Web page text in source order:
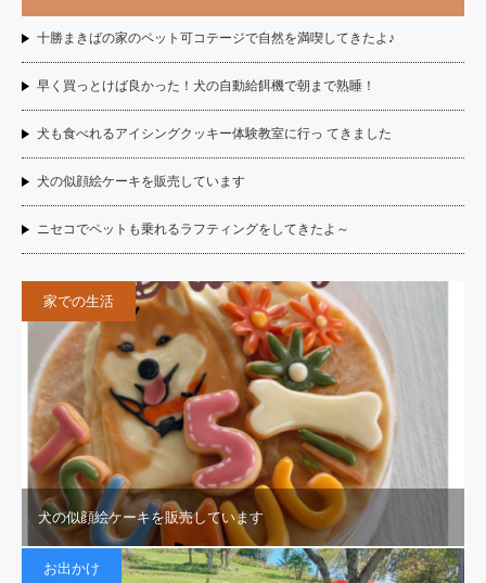
十勝まきばの家のペット可コテージで自然を満喫してきたよ♪
早く買っとけば良かった！犬の自動給餌機で朝まで熟睡！
犬も食べれるアイシングクッキー体験教室に行っ てきました
犬の似顔絵ケーキを販売しています
ニセコでペットも乗れるラフティングをしてきたよ～
家での生活
犬の似顔絵ケーキを販売しています
お出かけ